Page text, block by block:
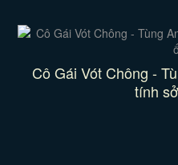
Cô Gái Vót Chông -
tính